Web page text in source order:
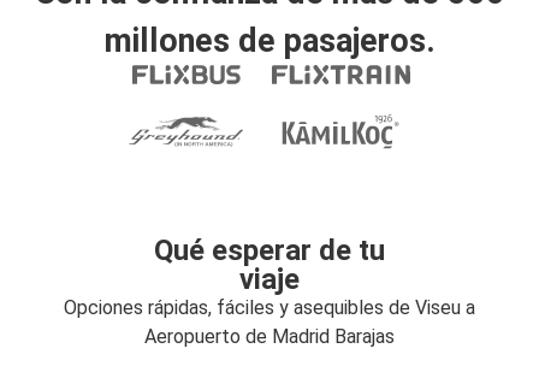
millones de pasajeros.
Qué esperar de tu
viaje
Opciones rápidas, fáciles y asequibles de Viseu a
Aeropuerto de Madrid Barajas